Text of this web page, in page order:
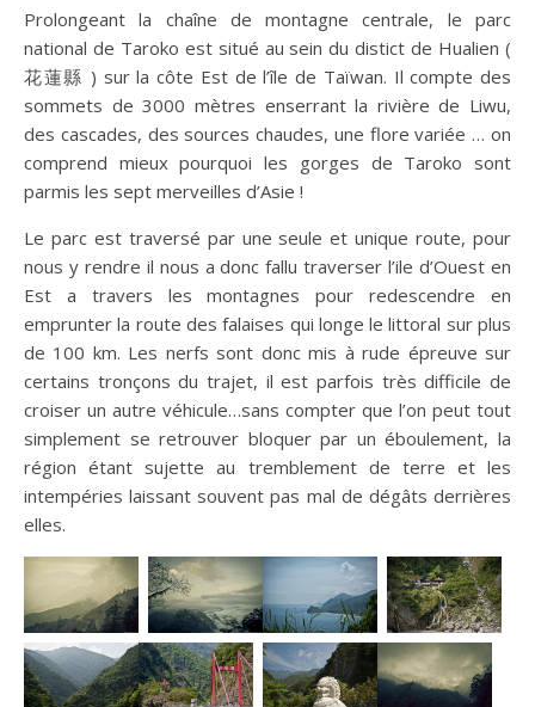
Prolongeant la chaîne de montagne centrale, le parc
national de Taroko est situé au sein du distict de Hualien (
花蓮縣 ) sur la côte Est de l’île de Taïwan. Il compte des
sommets de 3000 mètres enserrant la rivière de Liwu,
des cascades, des sources chaudes, une flore variée … on
comprend mieux pourquoi les gorges de Taroko sont
parmis les sept merveilles d’Asie !
Le parc est traversé par une seule et unique route, pour
nous y rendre il nous a donc fallu traverser l’ile d’Ouest en
Est a travers les montagnes pour redescendre en
emprunter la route des falaises qui longe le littoral sur plus
de 100 km. Les nerfs sont donc mis à rude épreuve sur
certains tronçons du trajet, il est parfois très difficile de
croiser un autre véhicule…sans compter que l’on peut tout
simplement se retrouver bloquer par un éboulement, la
région étant sujette au tremblement de terre et les
intempéries laissant souvent pas mal de dégâts derrières
elles.